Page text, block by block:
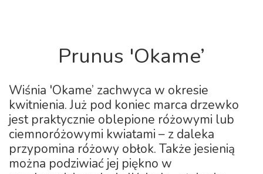
Prunus 'Okame’
Wiśnia 'Okame’ zachwyca w okresie
kwitnienia. Już pod koniec marca drzewko
jest praktycznie oblepione różowymi lub
ciemnoróżowymi kwiatami – z daleka
przypomina różowy obłok. Także jesienią
można podziwiać jej piękno w